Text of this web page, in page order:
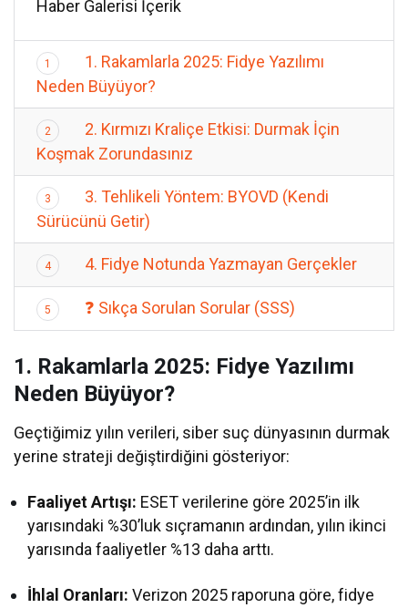
Haber Galerisi İçerik
1
1. Rakamlarla 2025: Fidye Yazılımı
Neden Büyüyor?
2
2. Kırmızı Kraliçe Etkisi: Durmak İçin
Koşmak Zorundasınız
3
3. Tehlikeli Yöntem: BYOVD (Kendi
Sürücünü Getir)
4 4. Fidye Notunda Yazmayan Gerçekler
5 ❓ Sıkça Sorulan Sorular (SSS)
1. Rakamlarla 2025: Fidye Yazılımı
Neden Büyüyor?
Geçtiğimiz yılın verileri, siber suç dünyasının durmak
yerine strateji değiştirdiğini gösteriyor:
Faaliyet Artışı: ESET verilerine göre 2025’in ilk
yarısındaki %30’luk sıçramanın ardından, yılın ikinci
yarısında faaliyetler %13 daha arttı.
İhlal Oranları: Verizon 2025 raporuna göre, fidye